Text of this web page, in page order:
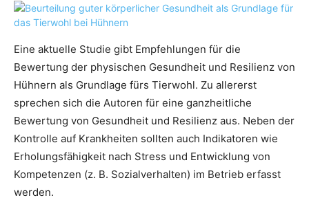
Eine aktuelle Studie gibt Empfehlungen für die
Bewertung der physischen Gesundheit und Resilienz von
Hühnern als Grundlage fürs Tierwohl. Zu allererst
sprechen sich die Autoren für eine ganzheitliche
Bewertung von Gesundheit und Resilienz aus. Neben der
Kontrolle auf Krankheiten sollten auch Indikatoren wie
Erholungsfähigkeit nach Stress und Entwicklung von
Kompetenzen (z. B. Sozialverhalten) im Betrieb erfasst
werden.